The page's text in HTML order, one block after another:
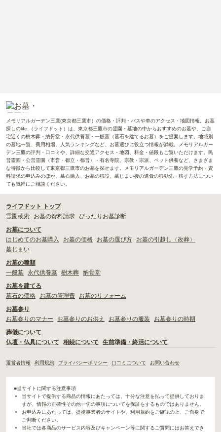
メモリアルガーデン三鷹(東京都三鷹市）の価格・評判・バスや車のアクセス・地図情報。お墓
探しのlife.（ライフドット）は、東京都三鷹市の霊園・墓地の中からおすすめのお墓や、ご自
宅近くの樹木葬・納骨堂・永代供養墓・一般墓（墓石を建てるお墓）をご提案します。地域別
の墓地一覧、費用相場、人気ランキングなど、お墓選びに役立つ情報が満載。メモリアルガー
デン三鷹の評判・口コミや、詳細な交通アクセス・地図、料金・値段もご覧いただけます。民
営霊園・公営霊園（市営・都立・都営）・有名寺院、宗教・宗派、ペット供養など、さまざま
な特徴から比較して東京都三鷹市のお墓を探せます。メモリアルガーデン三鷹の見学予約・資
料請求の申込みのほか、墓石購入、お墓の移設、墓じまい後の遺骨の移動先・移す方法につい
ても気軽にご相談ください。
ライフドット トップ
霊園検索
お墓の資料請求 ぴったりお墓診断
お墓について
はじめてのお墓購入
お墓の価格 お墓の選び方
お墓の引越し（改葬）
墓じまい
お墓の種類
一般墓
永代供養墓 樹木葬 納骨堂
お墓を建てる
墓石の価格
お墓の管理費
お墓のリフォーム
お墓参り
お墓参りのマナー
お墓参りのお供え お墓参りの服装
お墓参りの時期
葬儀について
仏壇・仏具について
相続について 生前準備・終活について
運営者情報 利用規約 プライバシーポリシー 口コミについて お問い合わせ
■当サイトに関する注意事項
当サイトで提供する商品の情報にあたっては、十分な注意を払って提供しておりま
すが、情報の正確性その他一切の事項についてを保証をするものではありません。
お申込みにあたっては、提携事業者のサイトや、利用規約をご確認の上、ご自身で
ご判断ください。
当社では各商品のサービス内容及びキャンペーン等に関するご質問にはお答えでき